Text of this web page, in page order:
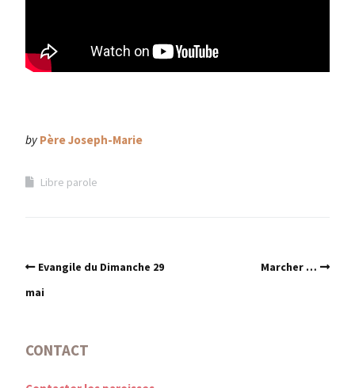
by Père Joseph-Marie
Libre parole
Evangile du Dimanche 29
mai
Marcher …
CONTACT